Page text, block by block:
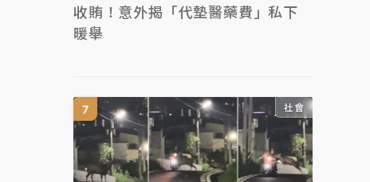
收賄！意外揭「代墊醫藥費」私下
暖舉
社會